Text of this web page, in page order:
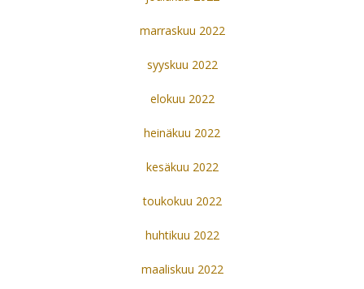
marraskuu 2022
syyskuu 2022
elokuu 2022
heinäkuu 2022
kesäkuu 2022
toukokuu 2022
huhtikuu 2022
maaliskuu 2022